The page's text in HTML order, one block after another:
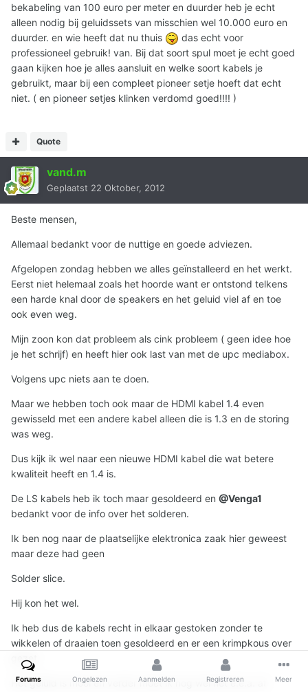
bekabeling van 100 euro per meter en duurder heb je echt
alleen nodig bij geluidssets van misschien wel 10.000 euro en
duurder. en wie heeft dat nu thuis
das echt voor
professioneel gebruik! van. Bij dat soort spul moet je echt goed
gaan kijken hoe je alles aansluit en welke soort kabels je
gebruikt, maar bij een compleet pioneer setje hoeft dat echt
niet. ( en pioneer setjes klinken verdomd goed!!!! )
Quote
vand.m
Geplaatst 22 Oktober, 2012
Beste mensen,
Allemaal bedankt voor de nuttige en goede adviezen.
Afgelopen zondag hebben we alles geïnstalleerd en het werkt.
Eerst niet helemaal zoals het hoorde want er ontstond telkens
een harde knal door de speakers en het geluid viel af en toe
ook even weg.
Mijn zoon kon dat probleem als cink probleem ( geen idee hoe
je het schrijf) en heeft hier ook last van met de upc mediabox.
Volgens upc niets aan te doen.
Maar we hebben toch ook maar de HDMI kabel 1.4 even
gewisseld met een andere kabel alleen die is 1.3 en de storing
was weg.
Dus kijk ik wel naar een nieuwe HDMI kabel die wat betere
kwaliteit heeft en 1.4 is.
De LS kabels heb ik toch maar gesoldeerd en @Venga1
bedankt voor de info over het solderen.
Ik ben nog naar de plaatselijke elektronica zaak hier geweest
maar deze had geen
Solder slice.
Hij kon het wel.
Ik heb dus de kabels recht in elkaar gestoken zonder te
wikkelen of draaien toen gesoldeerd en er een krimpkous over
gezet.
Het geluid is mooi en verder moet ik nog wel het e.e.a. af
Forums Ongelezen Aanmelden Registreren Meer